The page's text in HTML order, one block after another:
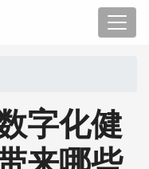
字化健